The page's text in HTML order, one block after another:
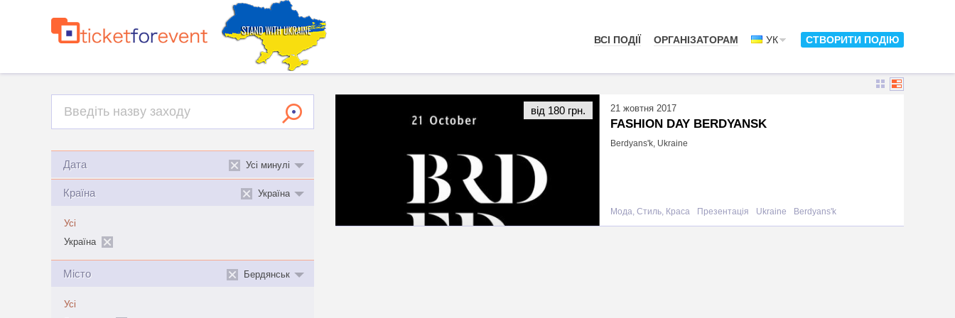
ВСІ ПОДІЇ ОРГАНІЗАТОРАМ УК СТВОРИТИ ПОДІЮ
Дата Усі минулі
Країна Україна
Усі
Україна
Місто Бердянськ
Усі
21 жовтня 2017
FASHION DAY BERDYANSK
Berdyans'k, Ukraine
Мода, Стиль, Краса Презентація Ukraine Berdyans'k
від 180 грн.